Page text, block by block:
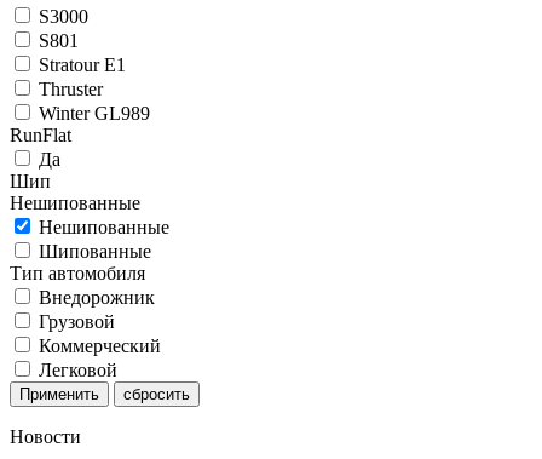
S3000
S801
Stratour E1
Thruster
Winter GL989
RunFlat
Да
Шип
Нешипованные
Нешипованные
Шипованные
Тип автомобиля
Внедорожник
Грузовой
Коммерческий
Легковой
Применить
Новости